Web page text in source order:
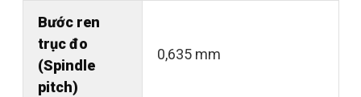
Bước ren
trục đo
(Spindle
pitch)
0,635 mm